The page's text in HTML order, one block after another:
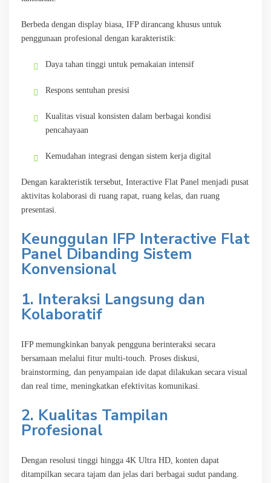
Berbeda dengan display biasa, IFP dirancang khusus untuk
penggunaan profesional dengan karakteristik:
Daya tahan tinggi untuk pemakaian intensif
Respons sentuhan presisi
Kualitas visual konsisten dalam berbagai kondisi
pencahayaan
Kemudahan integrasi dengan sistem kerja digital
Dengan karakteristik tersebut, Interactive Flat Panel menjadi pusat
aktivitas kolaborasi di ruang rapat, ruang kelas, dan ruang
presentasi.
Keunggulan IFP Interactive Flat
Panel Dibanding Sistem
Konvensional
1. Interaksi Langsung dan
Kolaboratif
IFP memungkinkan banyak pengguna berinteraksi secara
bersamaan melalui fitur multi-touch. Proses diskusi,
brainstorming, dan penyampaian ide dapat dilakukan secara visual
dan real time, meningkatkan efektivitas komunikasi.
2. Kualitas Tampilan
Profesional
Dengan resolusi tinggi hingga 4K Ultra HD, konten dapat
ditampilkan secara tajam dan jelas dari berbagai sudut pandang.